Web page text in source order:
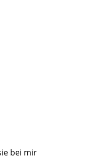
exzellente
hat vor der
das Bild des
bei mir